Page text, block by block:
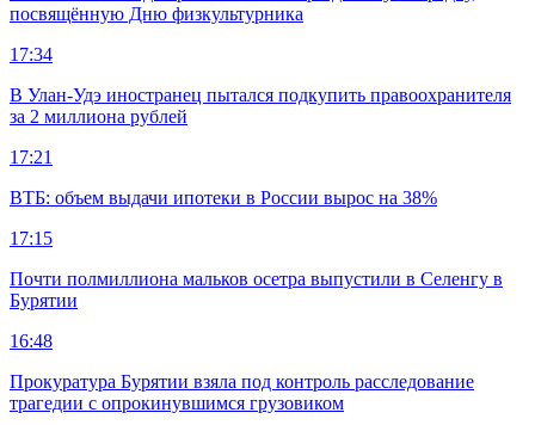
посвящённую Дню физкультурника
17:34
В Улан-Удэ иностранец пытался подкупить правоохранителя
за 2 миллиона рублей
17:21
ВТБ: объем выдачи ипотеки в России вырос на 38%
17:15
Почти полмиллиона мальков осетра выпустили в Селенгу в
Бурятии
16:48
Прокуратура Бурятии взяла под контроль расследование
трагедии с опрокинувшимся грузовиком